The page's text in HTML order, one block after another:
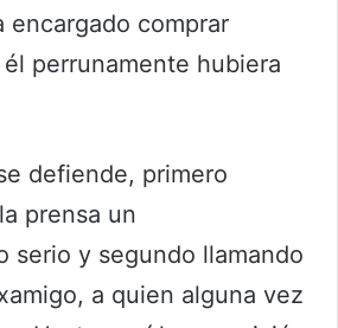
encargado comprar
perrunamente hubiera
defiende, primero
prensa un
serio y segundo llamando
a quien alguna vez